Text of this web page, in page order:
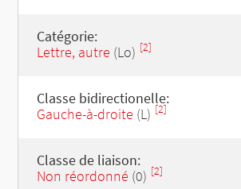
Catégorie:
Lettre, autre (Lo) [2]
Classe bidirectionelle:
Gauche-à-droite (L) [2]
Classe de liaison:
Non réordonné (0) [2]